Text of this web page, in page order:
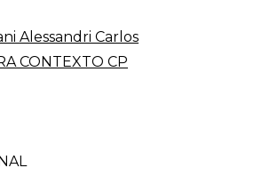
Alessandri Carlos
CONTEXTO CP